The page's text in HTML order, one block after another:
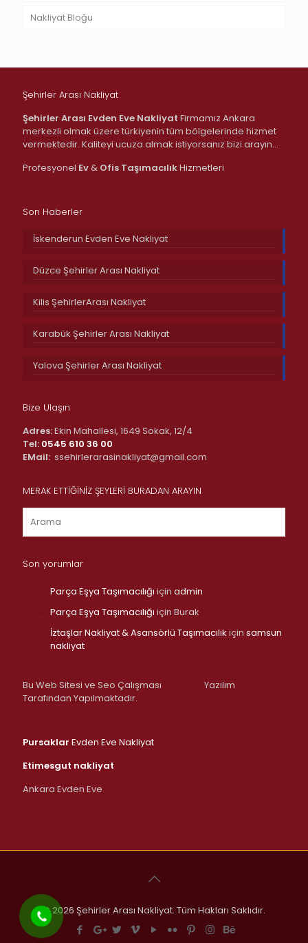
Nakliyat Bloğu
Şehirler Arası Nakliyat
Şehirler Arası Evden Eve Nakliyat Firmamız Ankara
merkezli olmak üzere türkiyenin tüm bölgelerinde hizmet
vermektedir. Kaliteyi ucuza almak istiyorsanız bizi arayın…
Profesyonel Ev& Ofis TaşımacılıkHizmetleri
Son Haberler
İskenderun Evden Eve Nakliyat
Düzce Şehirler Arası Nakliyat
Kilis ŞehirlerArası Nakliyat
Karabük Şehirler Arası Nakliyat
Yalova Şehirler Arası Nakliyat
Bize Ulaşın
Adres:Ekin Mahallesi, 1649 Sokak, 12/4
Tel: 0545 610 36 00
EMail: ssehirlerarasinakliyat@gmail.com
MERAK ETTİĞİNİZ ŞEYLERİ BURADAN ARAYIN
Son yorumlar
Parça Eşya Taşımacılığı için admin
Parça Eşya Taşımacılığı için Burak
İztaşlar Nakliyat & Asansörlü Taşımacılık için samsun
nakliyat
Bu Web Sitesi ve Seo Çalışması
Yazılım
Tarafından Yapılmaktadır.
Pursaklar Evden Eve Nakliyat
Etimesgut nakliyat
Ankara Evden Eve
© 2026 Şehirler Arası Nakliyat. Tüm Hakları Saklıdır.